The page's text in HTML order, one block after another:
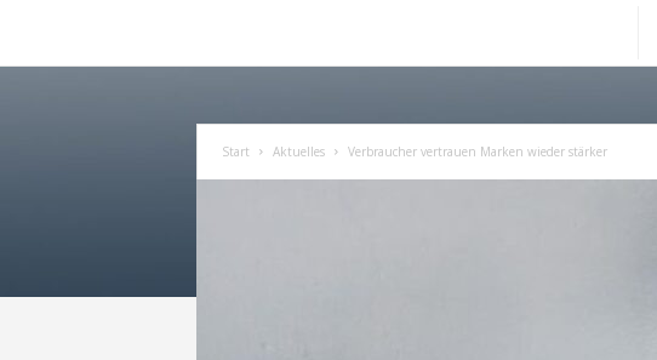
Start Aktuelles Verbraucher vertrauen Marken wieder stärker